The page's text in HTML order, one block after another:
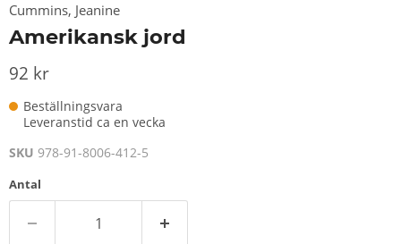
Cummins, Jeanine
Amerikansk jord
92 kr
Beställningsvara
Leveranstid ca en vecka
SKU 978-91-8006-412-5
Antal